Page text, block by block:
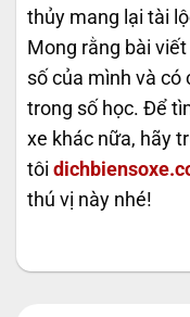
thủy mang lại tài
Mong rằng bài
số của mình và có
trong số học. Để
xe khác nữa, hãy
tôi
thú vị này nhé!